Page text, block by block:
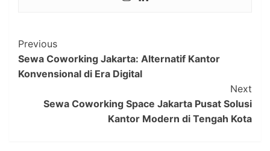
Post
Navigation
Previous
Sewa Coworking Jakarta: Alternatif Kantor
Konvensional di Era Digital
Next
Sewa Coworking Space Jakarta Pusat Solusi
Kantor Modern di Tengah Kota